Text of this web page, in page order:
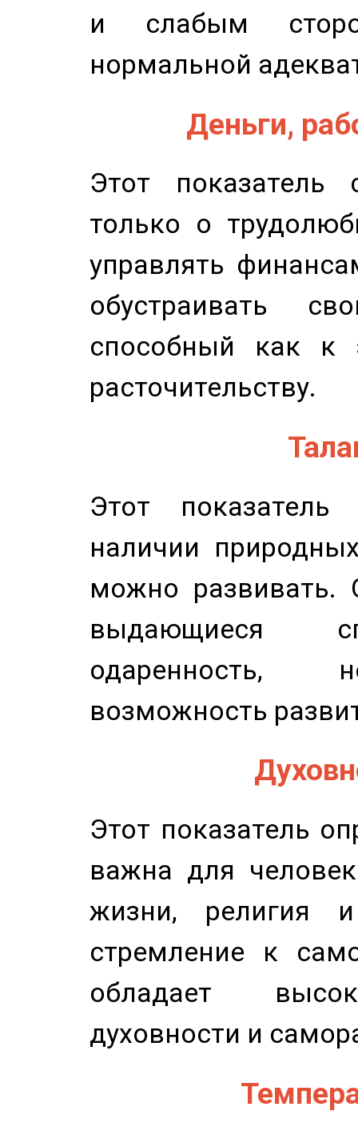
и слабым
нормальной
Деньги,
Этот показатель
только о
управлять
обустраивать
способный как к
расточительству.
Этот показатель
наличии
можно развивать.
выдающиеся
одаренность,
возможность
Этот показатель
важна для
жизни, религия
стремление к
обладает
духовности и